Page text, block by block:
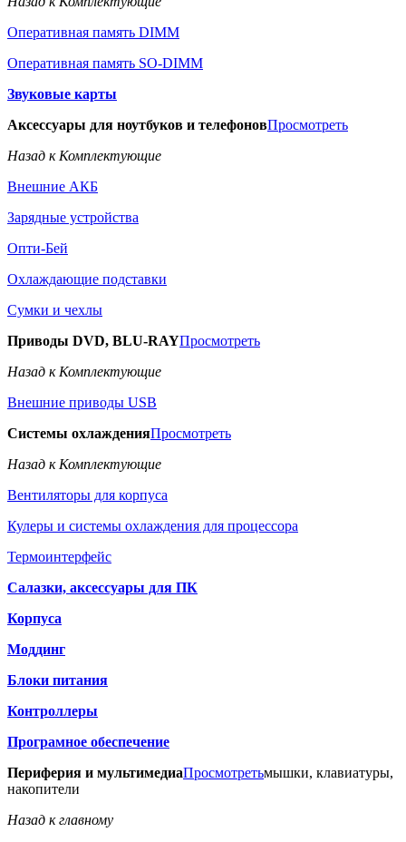
Оперативная память DIMM
Оперативная память SO-DIMM
Звуковые карты
Аксессуары для ноутбуков и телефоновПросмотреть
Назад к Комплектующие
Внешние АКБ
Зарядные устройства
Опти-Бей
Охлаждающие подставки
Сумки и чехлы
Приводы DVD, BLU-RAYПросмотреть
Назад к Комплектующие
Внешние приводы USB
Системы охлажденияПросмотреть
Назад к Комплектующие
Вентиляторы для корпуса
Кулеры и системы охлаждения для процессора
Термоинтерфейс
Салазки, аксессуары для ПК
Корпуса
Моддинг
Блоки питания
Контроллеры
Програмное обеспечение
Периферия и мультимедиаПросмотретьмышки, клавиатуры,
накопители
Назад к главному